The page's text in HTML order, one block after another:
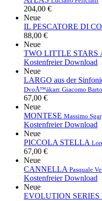
204,00 €
Neue
IL PESCATORE DI
88,00 €
Neue
TWO LITTLE STARS
Kostenfreier Download
Neue
LARGO aus der
DvoÅ™ákarr. Giacomo
67,00 €
Neue
MONTESE Massimo
Kostenfreier Download
Neue
PICCOLA STELLA
67,00 €
Neue
CANNELLA Pasquale
Kostenfreier Download
Neue
EVOLUTION SERIES